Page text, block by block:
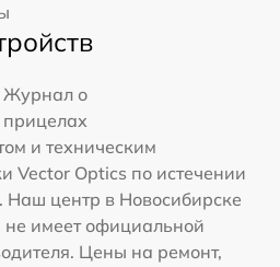
Журнал о
прицелах
и техническим
Vector Optics по истечении
Наш центр в Новосибирске
не имеет официальной
Цены на ремонт,